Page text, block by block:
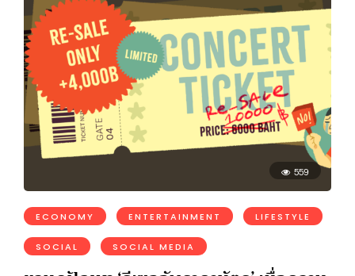
559
ECONOMY ENTERTAINMENT LIFESTYLE
SOCIAL SOCIAL MEDIA